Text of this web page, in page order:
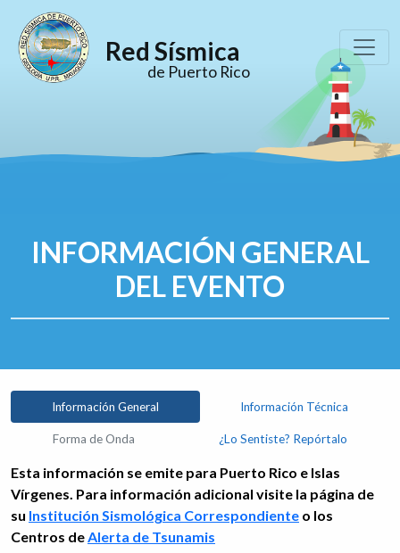
Red Sísmica
de Puerto Rico
INFORMACIÓN GENERAL
DEL EVENTO
Información General Información Técnica
Forma de Onda ¿Lo Sentiste? Repórtalo
Esta información se emite para Puerto Rico e Islas
Vírgenes. Para información adicional visite la página de
su Institución Sismológica Correspondiente o los
Centros deAlerta de Tsunamis